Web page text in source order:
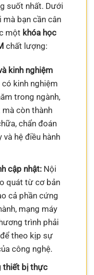
suốt nhất. Dưới
bạn cần cân
một khóa học
chất lượng:
kinh nghiệm
kinh nghiệm
trong ngành,
còn thành
chẩn đoán
và hệ điều hành
cập nhật:Nội
quát từ cơ bản
cả phần cứng
mạng máy
trình phải
theo kịp sự
công nghệ.
thiết bị thực